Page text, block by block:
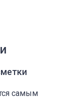
самым